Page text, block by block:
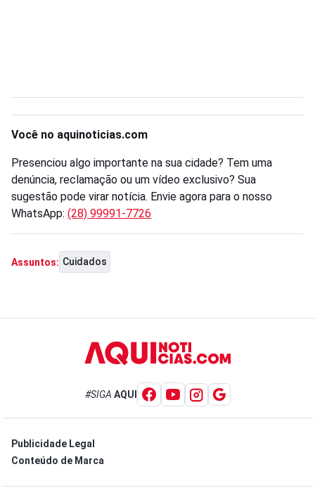
Você no aquinoticias.com
Presenciou algo importante na sua cidade? Tem uma
denúncia, reclamação ou um vídeo exclusivo? Sua
sugestão pode virar notícia. Envie agora para o nosso
WhatsApp: (28) 99991-7726
Assuntos: Cuidados
#SIGA AQUI
Publicidade Legal
Conteúdo de Marca